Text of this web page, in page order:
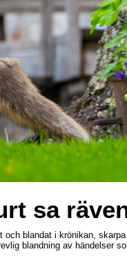
sa
och blandat i krönikan,
blandning av händelser